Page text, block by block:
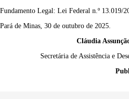
Fundamento Legal: Lei Federal n.º 13.019/
Pará de Minas, 30 de outubro de 2025.
Cláudia
Secretária de Assistência e